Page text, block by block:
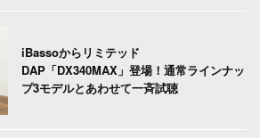
iBassoからリミテッド
DAP「DX340MAX」登場！通常ラインナッ
プ3モデルとあわせて一斉試聴